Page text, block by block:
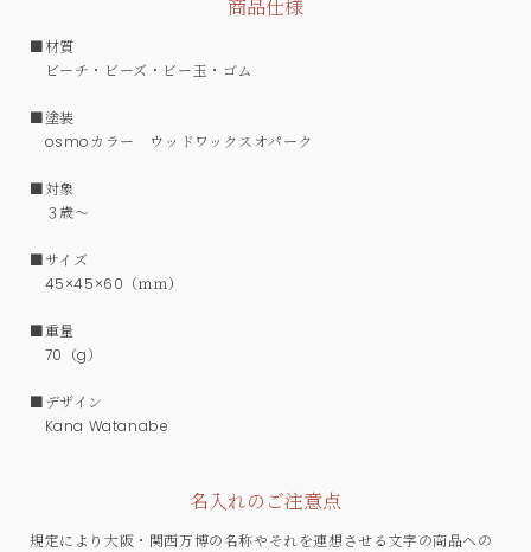
商品仕様
■材質
ビーチ・ビーズ・ビー玉・ゴム
■塗装
osmoカラー ウッドワックスオパーク
■対象
３歳～
■サイズ
45×45×60（ｍｍ）
■重量
70（g）
■デザイン
Kana Watanabe
名入れのご注意点
規定により大阪・関西万博の名称やそれを連想させる文字の商品への